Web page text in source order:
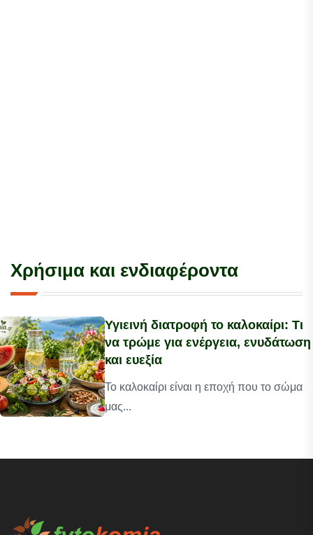
Χρήσιμα και ενδιαφέροντα
Υγιεινή διατροφή το καλοκαίρι: Τι
να τρώμε για ενέργεια, ενυδάτωση
και ευεξία
Το καλοκαίρι είναι η εποχή που το σώμα
μας...